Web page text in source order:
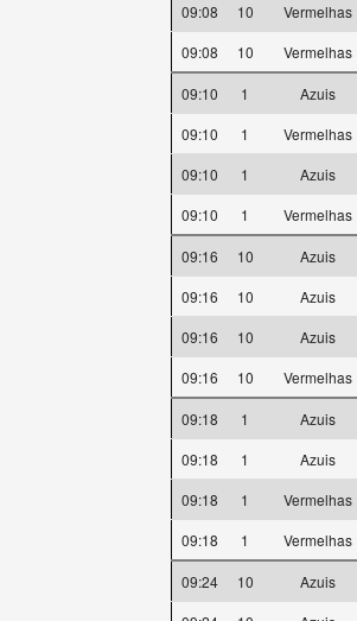
09:08
10 Vermelhas
09:08
10 Vermelhas
09:10 1 Azuis
09:10
1 Vermelhas
09:10
1 Azuis
09:10
1 Vermelhas
09:16 10 Azuis
09:16
10 Azuis
09:16
10 Azuis
09:16
10 Vermelhas
09:18 1 Azuis
09:18
1 Azuis
09:18
1 Vermelhas
09:18
1 Vermelhas
09:24 10 Azuis